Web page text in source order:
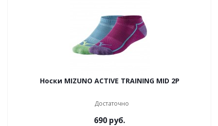
Носки MIZUNO ACTIVE TRAINING MID 2P
Достаточно
690 руб.